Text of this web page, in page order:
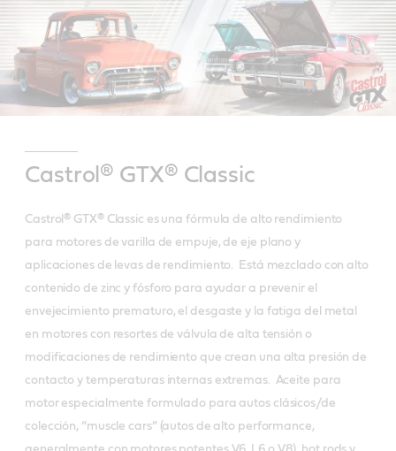
Castrol® GTX® Classic
Castrol® GTX® Classic es una fórmula de alto rendimiento
para motores de varilla de empuje, de eje plano y
aplicaciones de levas de rendimiento. Está mezclado con alto
contenido de zinc y fósforo para ayudar a prevenir el
envejecimiento prematuro, el desgaste y la fatiga del metal
en motores con resortes de válvula de alta tensión o
modificaciones de rendimiento que crean una alta presión de
contacto y temperaturas internas extremas. Aceite para
motor especialmente formulado para autos clásicos/de
colección, “muscle cars” (autos de alto performance,